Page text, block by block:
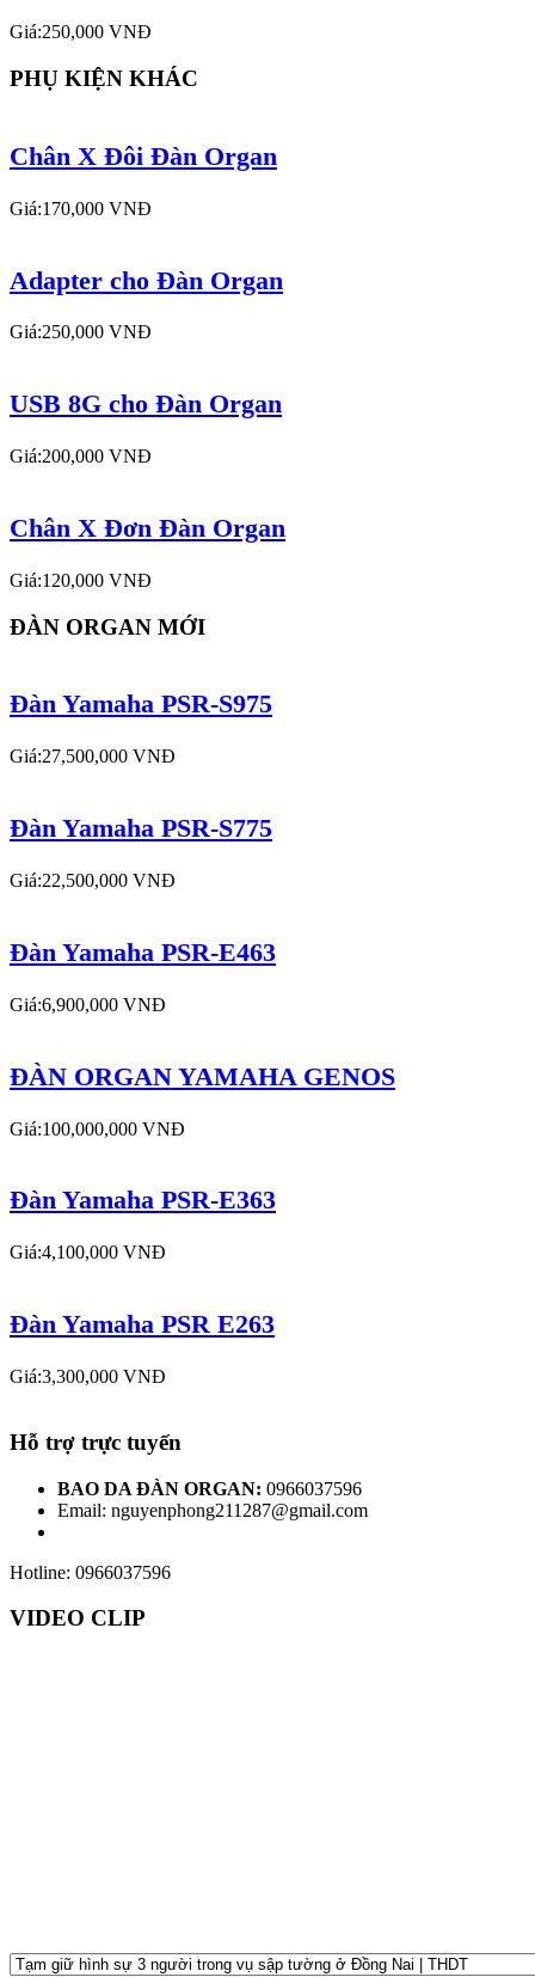
Giá:250,000 VNĐ
PHỤ KIỆN KHÁC
Chân X Đôi Đàn Organ
Giá:170,000 VNĐ
Adapter cho Đàn Organ
Giá:250,000 VNĐ
USB 8G cho Đàn Organ
Giá:200,000 VNĐ
Chân X Đơn Đàn Organ
Giá:120,000 VNĐ
ĐÀN ORGAN MỚI
Đàn Yamaha PSR-S975
Giá:27,500,000 VNĐ
Đàn Yamaha PSR-S775
Giá:22,500,000 VNĐ
Đàn Yamaha PSR-E463
Giá:6,900,000 VNĐ
ĐÀN ORGAN YAMAHA GENOS
Giá:100,000,000 VNĐ
Đàn Yamaha PSR-E363
Giá:4,100,000 VNĐ
Đàn Yamaha PSR E263
Giá:3,300,000 VNĐ
Hỗ trợ trực tuyến
BAO DA ĐÀN ORGAN: 0966037596
Email: nguyenphong211287@gmail.com
Hotline: 0966037596
VIDEO CLIP